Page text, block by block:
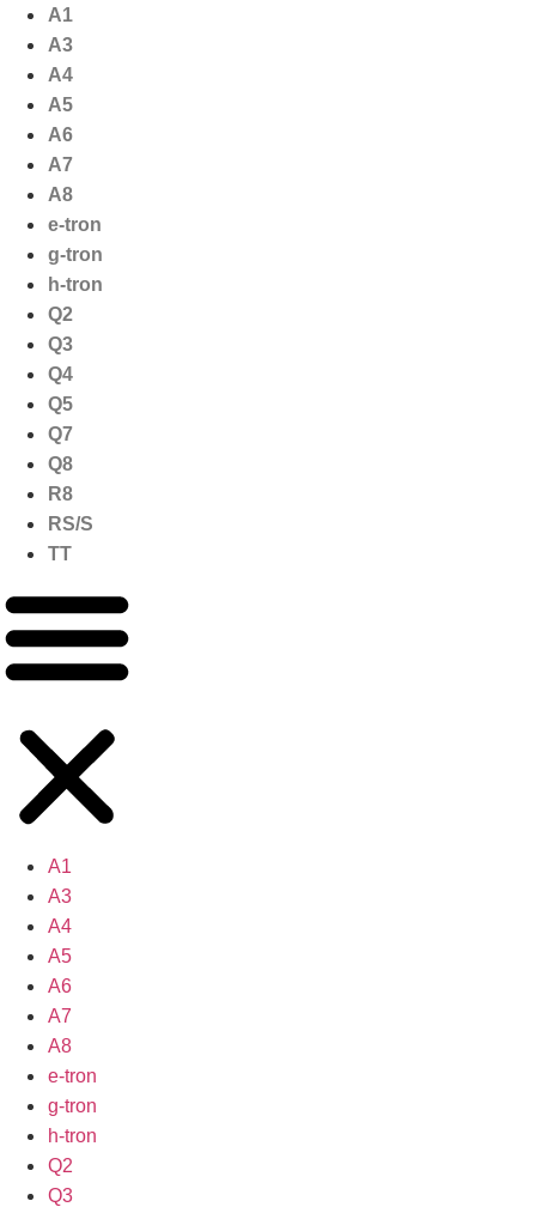
naar
inhoud
A1
A3
A4
A5
A6
A7
A8
e-tron
g-tron
h-tron
Q2
Q3
Q4
Q5
Q7
Q8
R8
RS/S
TT
A1
A3
A4
A5
A6
A7
A8
e-tron
g-tron
h-tron
Q2
Q3